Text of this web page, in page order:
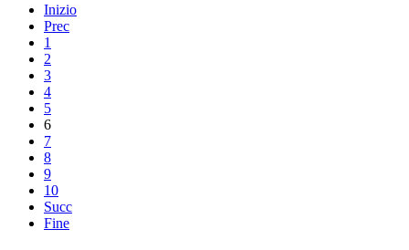
Inizio
Prec
1
2
3
4
5
6
7
8
9
10
Succ
Fine